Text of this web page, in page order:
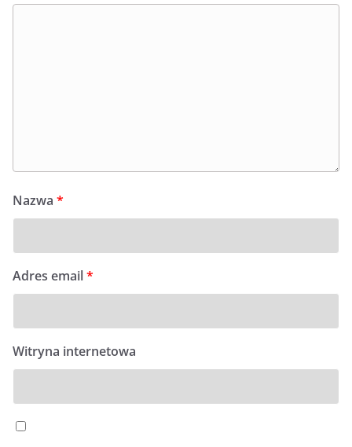
Nazwa *
Adres email*
Witryna internetowa